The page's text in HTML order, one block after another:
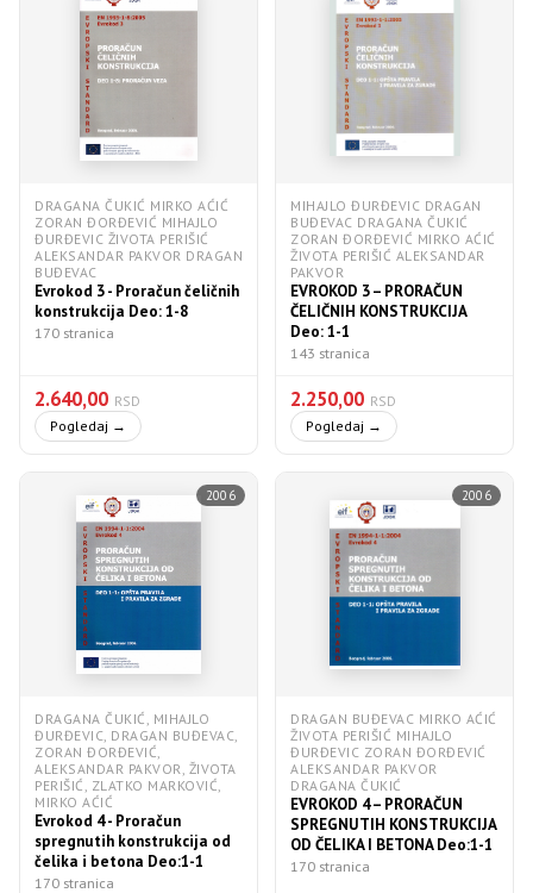
DRAGANA ČUKIĆ MIRKO AĆIĆ
ZORAN ĐORĐEVIĆ MIHAJLO
ĐURĐEVIC ŽIVOTA PERIŠIĆ
ALEKSANDAR PAKVOR DRAGAN
BUĐEVAC
Evrokod 3 - Proračun čeličnih
konstrukcija Deo: 1-8
170 stranica
2.640,00 RSD
Pogledaj →
MIHAJLO ĐURĐEVIC DRAGAN
BUĐEVAC DRAGANA ČUKIĆ
ZORAN ĐORĐEVIĆ MIRKO AĆIĆ
ŽIVOTA PERIŠIĆ ALEKSANDAR
PAKVOR
EVROKOD 3 – PRORAČUN
ČELIČNIH KONSTRUKCIJA
Deo: 1-1
143 stranica
2.250,00 RSD
Pogledaj →
2006
DRAGANA ČUKIĆ, MIHAJLO
ĐURĐEVIC, DRAGAN BUĐEVAC,
ZORAN ĐORĐEVIĆ,
ALEKSANDAR PAKVOR, ŽIVOTA
PERIŠIĆ, ZLATKO MARKOVIĆ,
MIRKO AĆIĆ
Evrokod 4 - Proračun
spregnutih konstrukcija od
čelika i betona Deo:1-1
170 stranica
2006
DRAGAN BUĐEVAC MIRKO AĆIĆ
ŽIVOTA PERIŠIĆ MIHAJLO
ĐURĐEVIC ZORAN ĐORĐEVIĆ
ALEKSANDAR PAKVOR
DRAGANA ČUKIĆ
EVROKOD 4 – PRORAČUN
SPREGNUTIH KONSTRUKCIJA
OD ČELIKA I BETONA Deo:1-1
170 stranica